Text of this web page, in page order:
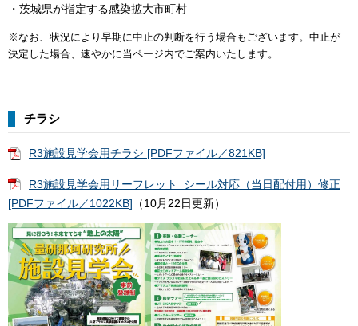
・茨城県が指定する感染拡大市町村
※なお、状況により早期に中止の判断を行う場合もございます。中止が
決定した場合、速やかに当ページ内でご案内いたします。
チラシ
R3施設見学会用チラシ [PDFファイル／821KB]
R3施設見学会用リーフレット_シール対応（当日配付用）修正
[PDFファイル／1022KB] （10月22日更新）